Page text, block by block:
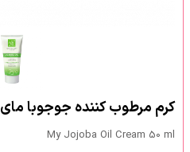
کرم مرطوب کننده جوجوبا مای ۵۰ میلی لیتر
My Jojoba Oil Cream 50 ml